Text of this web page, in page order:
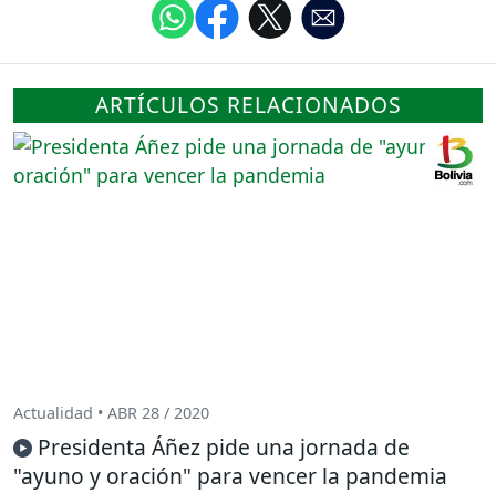
ARTÍCULOS RELACIONADOS
Actualidad • ABR 28 / 2020
Presidenta Áñez pide una jornada de
"ayuno y oración" para vencer la pandemia